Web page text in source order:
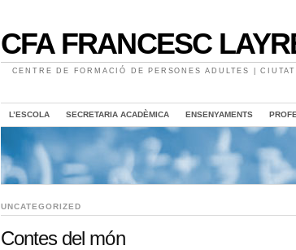
CFA FRANCESC
CENTRE DE FORMACIÓ DE PERSONES ADULTES |
L’ESCOLA SECRETARIA ACADÈMICA ENSENYAMENTS
UNCATEGORIZED
Contes del món